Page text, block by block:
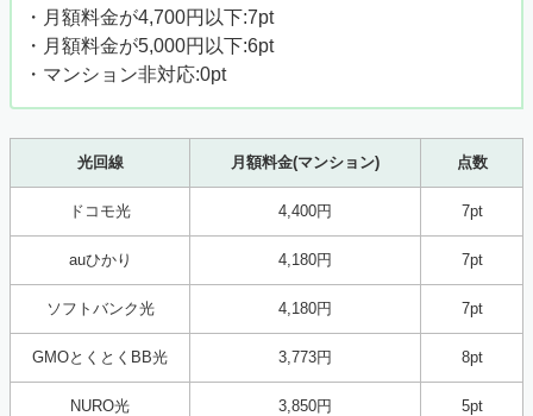
・月額料金が4,700円以下:7pt
・月額料金が5,000円以下:6pt
・マンション非対応:0pt
光回線 月額料金(マンション) 点数
ドコモ光 4,400円 7pt
auひかり 4,180円 7pt
ソフトバンク光 4,180円 7pt
GMOとくとくBB光 3,773円 8pt
NURO光 3,850円 5pt